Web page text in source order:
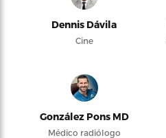
Dennis Dávila
Cine
González Pons MD
Médico radiólogo